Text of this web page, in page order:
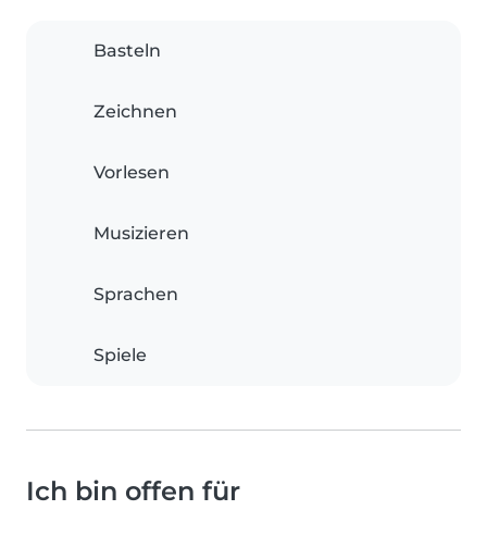
Basteln
Zeichnen
Vorlesen
Musizieren
Sprachen
Spiele
Ich bin offen für